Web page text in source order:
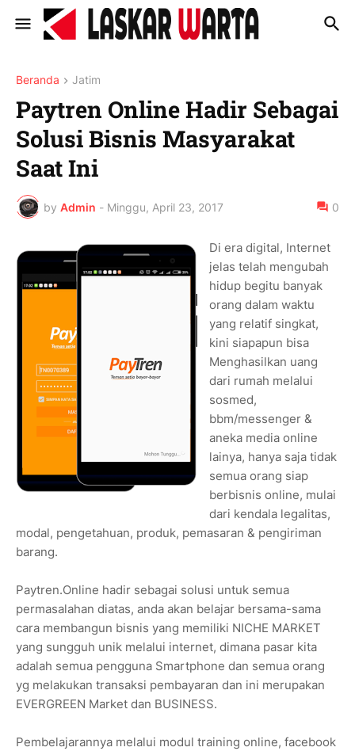
Beranda Jatim
Paytren Online Hadir Sebagai
Solusi Bisnis Masyarakat
Saat Ini
by Admin - Minggu, April 23, 2017 0
Di era digital, Internet
jelas telah mengubah
hidup begitu banyak
orang dalam waktu
yang relatif singkat,
kini siapapun bisa
Menghasilkan uang
dari rumah melalui
sosmed,
bbm/messenger &
aneka media online
lainya, hanya saja tidak
semua orang siap
berbisnis online, mulai
dari kendala legalitas,
modal, pengetahuan, produk, pemasaran & pengiriman
barang.
Paytren.Online hadir sebagai solusi untuk semua
permasalahan diatas, anda akan belajar bersama-sama
cara membangun bisnis yang memiliki NICHE MARKET
yang sungguh unik melalui internet, dimana pasar kita
adalah semua pengguna Smartphone dan semua orang
yg melakukan transaksi pembayaran dan ini merupakan
EVERGREEN Market dan BUSINESS.
Pembelajarannya melalui modul training online, facebook